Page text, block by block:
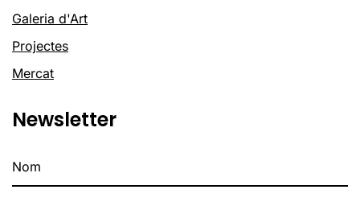
Galeria d'Art
Projectes
Mercat
Newsletter